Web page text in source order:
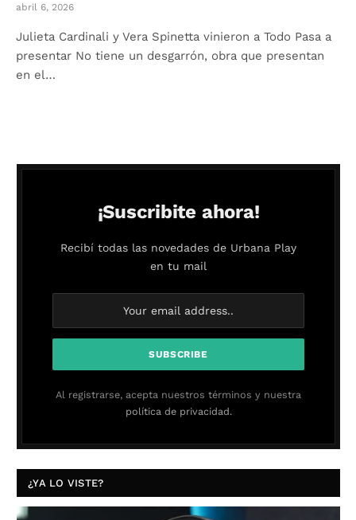
abril 6, 2026
Julieta Cardinali y Vera Spinetta vinieron a Todo Pasa a
presentar No tiene un desgarrón, obra que presentan
en el…
¡Suscribite ahora!
Recibí todas las novedades de Urbana Play
en tu mail
Al registrarse, acepta nuestros términos y nuestra
política de privacidad.
¿YA LO VISTE?